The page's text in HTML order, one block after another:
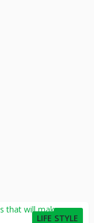
28
LIFE STYLE